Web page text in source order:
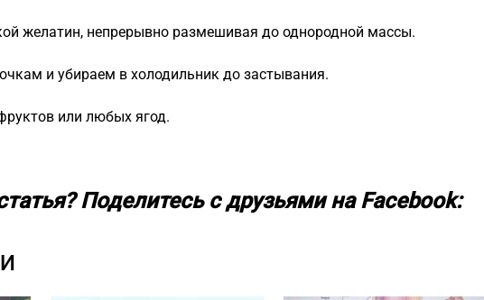
желатин, непрерывно размешивая до однородной массы.
и убираем в холодильник до застывания.
или любых ягод.
Поделитесь с друзьями на Facebook: